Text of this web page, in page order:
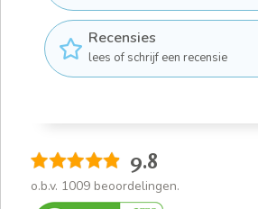
Recensies
lees of schrijf een recensie
9.8
o.b.v. 1009 beoordelingen.